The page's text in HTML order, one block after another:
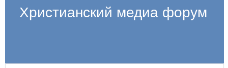
Христианский медиа форум